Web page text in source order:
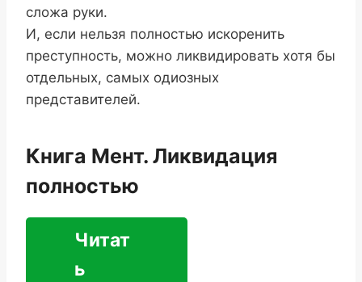
сложа руки.
И, если нельзя полностью искоренить
преступность, можно ликвидировать хотя бы
отдельных, самых одиозных
представителей.
Книга Мент. Ликвидация
полностью
Читат
ь